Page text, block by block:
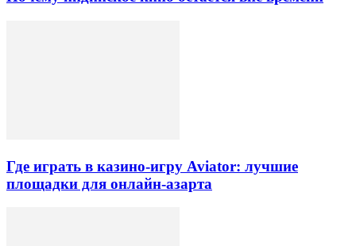
Где играть в казино-игру Aviator: лучшие
площадки для онлайн-азарта